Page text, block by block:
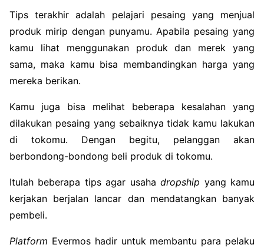
Tips terakhir adalah pelajari pesaing yang menjual
produk mirip dengan punyamu. Apabila pesaing yang
kamu lihat menggunakan produk dan merek yang
sama, maka kamu bisa membandingkan harga yang
mereka berikan.
Kamu juga bisa melihat beberapa kesalahan yang
dilakukan pesaing yang sebaiknya tidak kamu lakukan
di tokomu. Dengan begitu, pelanggan akan
berbondong-bondong beli produk di tokomu.
Itulah beberapa tips agar usahadropship yang kamu
kerjakan berjalan lancar dan mendatangkan banyak
pembeli.
Platform Evermos hadir untuk membantu para pelaku